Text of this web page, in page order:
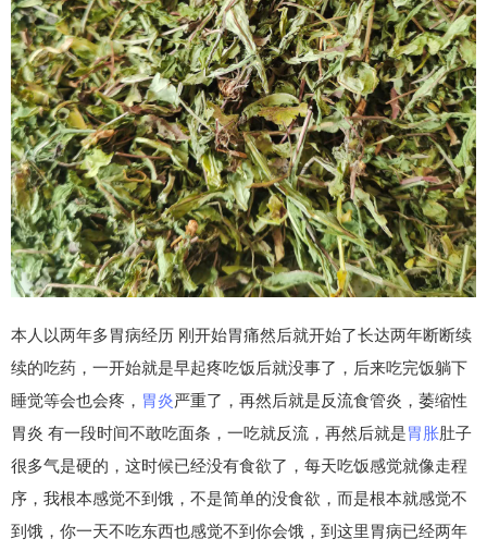
本人以两年多胃病经历 刚开始胃痛然后就开始了长达两年断断续
续的吃药，一开始就是早起疼吃饭后就没事了，后来吃完饭躺下
睡觉等会也会疼， 胃炎严重了，再然后就是反流食管炎，萎缩性
胃炎 有一段时间不敢吃面条，一吃就反流，再然后就是胃胀肚子
很多气是硬的，这时候已经没有食欲了，每天吃饭感觉就像走程
序，我根本感觉不到饿，不是简单的没食欲，而是根本就感觉不
到饿，你一天不吃东西也感觉不到你会饿，到这里胃病已经两年